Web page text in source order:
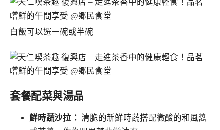
白飯可以選一碗或半碗
套餐配菜與湯品
鮮時蔬沙拉： 清脆的新鮮時蔬搭配微酸的和風醬